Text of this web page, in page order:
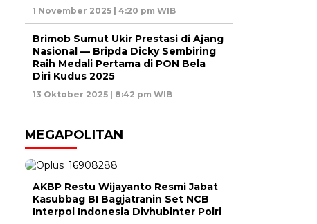
1 November 2025 | 4:20 pm WIB
Brimob Sumut Ukir Prestasi di Ajang
Nasional — Bripda Dicky Sembiring
Raih Medali Pertama di PON Bela
Diri Kudus 2025
13 Oktober 2025 | 8:42 pm WIB
MEGAPOLITAN
AKBP Restu Wijayanto Resmi Jabat
Kasubbag BI Bagjatranin Set NCB
Interpol Indonesia Divhubinter Polri